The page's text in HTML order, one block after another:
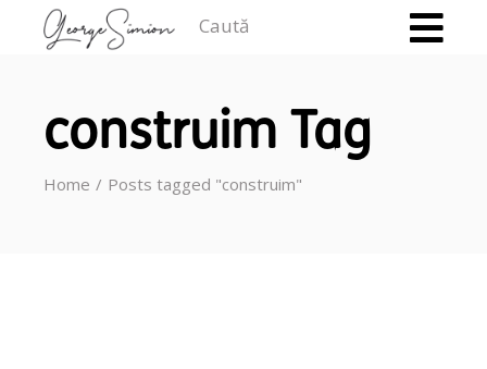
construim Tag
Home Posts tagged "construim"